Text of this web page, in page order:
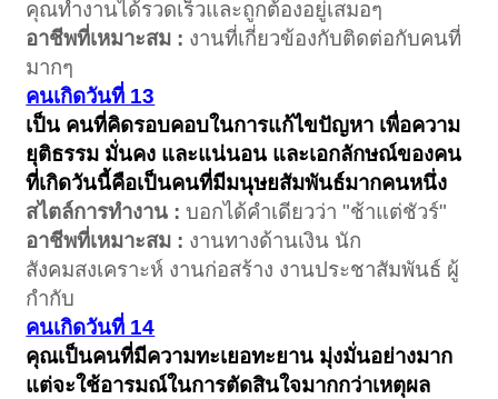
คุณทำงานได้รวดเร็วและถูกต้องอยู่เสมอๆ
อาชีพที่เหมาะสม : งานที่เกี่ยวข้องกับติดต่อกับคนที่
มากๆ
คนเกิดวันที่ 13
เป็น คนที่คิดรอบคอบในการแก้ไขปัญหา เพื่อความ
ยุติธรรม มั่นคง และแน่นอน และเอกลักษณ์ของคน
ที่เกิดวันนี้คือเป็นคนที่มีมนุษยสัมพันธ์มากคนหนึ่ง
สไตล์การทำงาน : บอกได้คำเดียวว่า "ช้าแต่ชัวร์"
อาชีพที่เหมาะสม : งานทางด้านเงิน นัก
สังคมสงเคราะห์ งานก่อสร้าง งานประชาสัมพันธ์ ผู้
กำกับ
คนเกิดวันที่ 14
คุณเป็นคนที่มีความทะเยอทะยาน มุ่งมั่นอย่างมาก
แต่จะใช้อารมณ์ในการตัดสินใจมากกว่าเหตุผล